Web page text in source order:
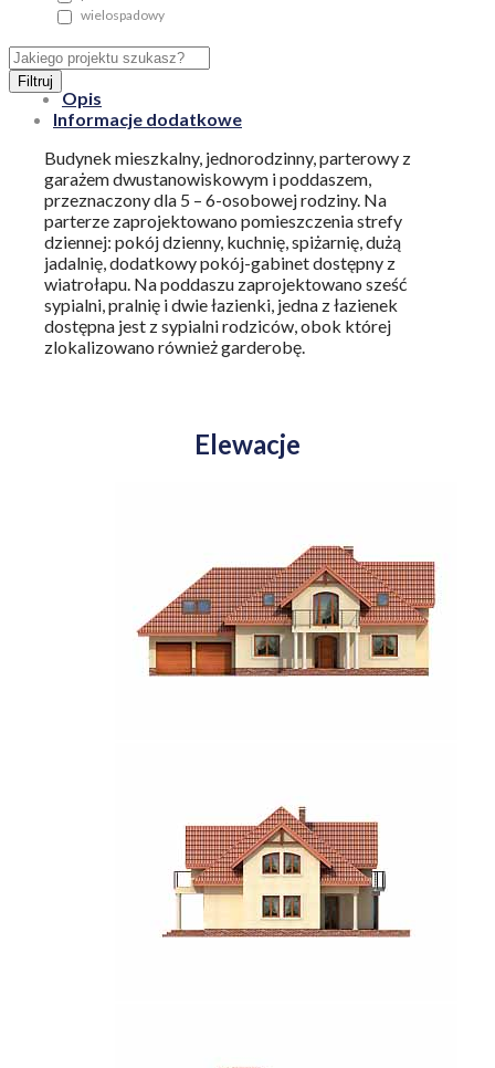
wielospadowy
Filtruj
Opis
Informacje dodatkowe
Budynek mieszkalny, jednorodzinny, parterowy z
garażem dwustanowiskowym i poddaszem,
przeznaczony dla 5 – 6-osobowej rodziny. Na
parterze zaprojektowano pomieszczenia strefy
dziennej: pokój dzienny, kuchnię, spiżarnię, dużą
jadalnię, dodatkowy pokój-gabinet dostępny z
wiatrołapu. Na poddaszu zaprojektowano sześć
sypialni, pralnię i dwie łazienki, jedna z łazienek
dostępna jest z sypialni rodziców, obok której
zlokalizowano również garderobę.
Elewacje